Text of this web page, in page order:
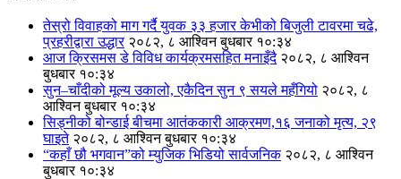
तेस्रो विवाहको माग गर्दै युवक ३३ हजार केभीको बिजुली टावरमा चढे,
प्रहरीद्वारा उद्धार २०८२, ८ आश्विन बुधबार १०:३४
आज क्रिसमस डे विविध कार्यक्रमसहित मनाइँदै २०८२, ८ आश्विन
बुधबार १०:३४
सुन–चाँदीको मूल्य उकालो, एकैदिन सुन ९ सयले महँगियो २०८२, ८
आश्विन बुधबार १०:३४
सिड्नीको बोन्डाई बीचमा आतंककारी आक्रमण,१६ जनाको मृत्य, २९
घाइते २०८२, ८ आश्विन बुधबार १०:३४
“कहाँ छौ भगवान”को म्युजिक भिडियो सार्वजनिक २०८२, ८ आश्विन
बुधबार १०:३४